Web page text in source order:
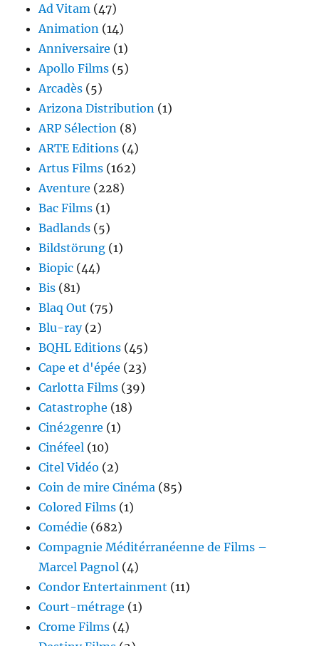
Ad Vitam (47)
Animation (14)
Anniversaire (1)
Apollo Films (5)
Arcadès (5)
Arizona Distribution (1)
ARP Sélection (8)
ARTE Editions (4)
Artus Films (162)
Aventure (228)
Bac Films (1)
Badlands (5)
Bildstörung (1)
Biopic (44)
Bis (81)
Blaq Out (75)
Blu-ray(2)
BQHL Editions (45)
Cape et d'épée (23)
Carlotta Films (39)
Catastrophe (18)
Ciné2genre (1)
Cinéfeel (10)
Citel Vidéo (2)
Coin de mire Cinéma (85)
Colored Films (1)
Comédie (682)
Compagnie Méditérranéenne de Films –
Marcel Pagnol (4)
Condor Entertainment (11)
Court-métrage (1)
Crome Films (4)